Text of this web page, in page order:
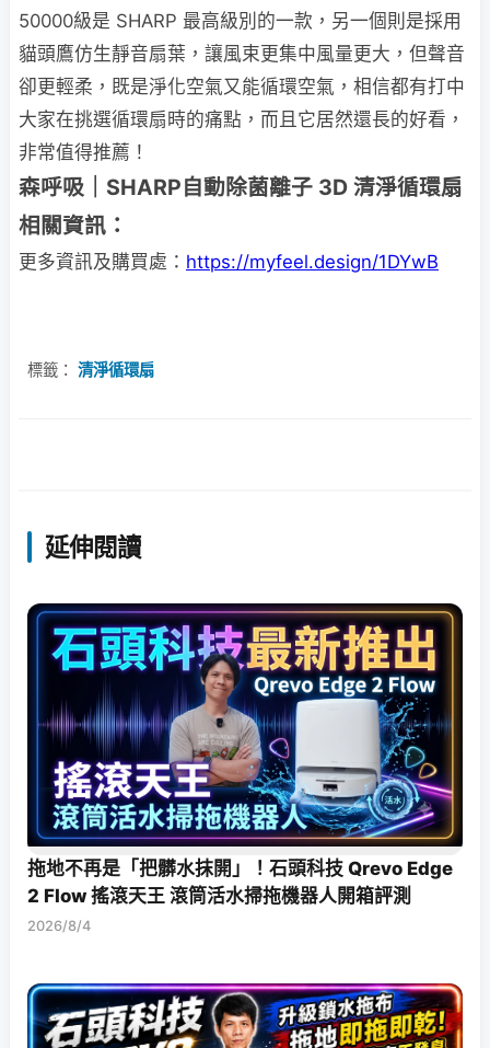
50000級是 SHARP 最高級別的一款，另一個則是採用
貓頭鷹仿生靜音扇葉，讓風束更集中風量更大，但聲音
卻更輕柔，既是淨化空氣又能循環空氣，相信都有打中
大家在挑選循環扇時的痛點，而且它居然還長的好看，
非常值得推薦！
森呼吸｜SHARP自動除菌離子 3D 清淨循環扇
相關資訊：
更多資訊及購買處： https://myfeel.design/1DYwB
標籤： 清淨循環扇
延伸閱讀
拖地不再是「把髒水抹開」！石頭科技 Qrevo Edge
2 Flow 搖滾天王 滾筒活水掃拖機器人開箱評測
2026/8/4